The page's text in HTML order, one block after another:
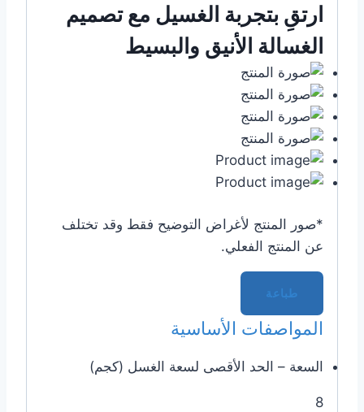
ارتقِ بتجربة الغسيل مع تصميم
الغسالة الأنيق والبسيط
*صور المنتج لأغراض التوضيح فقط وقد تختلف
عن المنتج الفعلي.
طباعة
المواصفات الأساسية
السعة – الحد الأقصى لسعة الغسل (كجم)
8